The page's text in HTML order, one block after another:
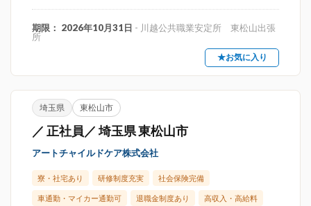
期限： 2026年10月31日 - 川越公共職業安定所 東松山出張
所
★お気に入り
埼玉県 東松山市
／ 正社員／ 埼玉県 東松山市
アートチャイルドケア株式会社
寮・社宅あり 研修制度充実 社会保険完備
車通勤・マイカー通勤可 退職金制度あり 高収入・高給料